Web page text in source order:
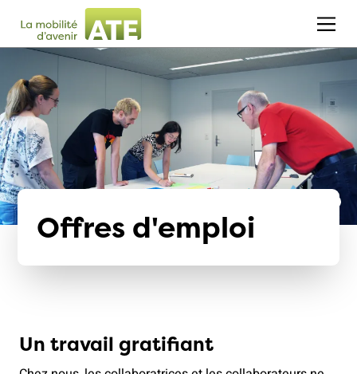
Offres d'emploi
Un travail gratifiant